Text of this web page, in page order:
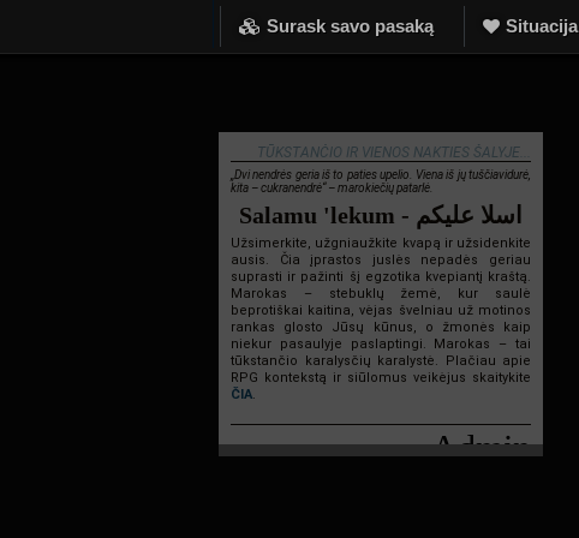
Surask savo pasaką Situacija
TŪKSTANČIO IR VIENOS NAKTIES ŠALYJE...
„Dvi nendrės geria iš to paties upelio. Viena iš jų tuščiavidurė,
kita – cukranendrė“ – marokiečių patarlė.
Salamu 'lekum - اسلا عليكم
Užsimerkite, užgniaužkite kvapą ir užsidenkite
ausis. Čia įprastos juslės nepadės geriau
suprasti ir pažinti šį egzotika kvepiantį kraštą.
Marokas – stebuklų žemė, kur saulė
beprotiškai kaitina, vėjas švelniau už motinos
rankas glosto Jūsų kūnus, o žmonės kaip
niekur pasaulyje paslaptingi. Marokas – tai
tūkstančio karalysčių karalystė. Plačiau apie
RPG kontekstą ir siūlomus veikėjus skaitykite
ČIA.
Admin